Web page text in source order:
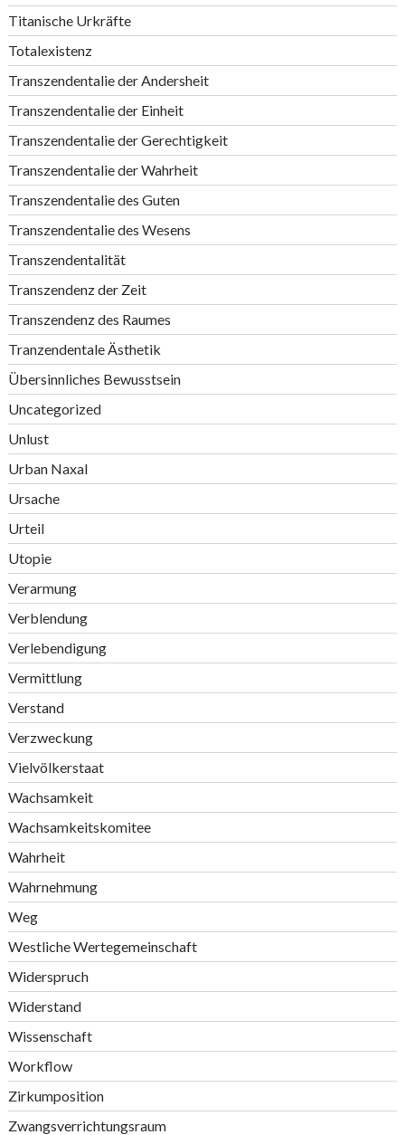
Titanische Urkräfte
Totalexistenz
Transzendentalie der Andersheit
Transzendentalie der Einheit
Transzendentalie der Gerechtigkeit
Transzendentalie der Wahrheit
Transzendentalie des Guten
Transzendentalie des Wesens
Transzendentalität
Transzendenz der Zeit
Transzendenz des Raumes
Tranzendentale Ästhetik
Übersinnliches Bewusstsein
Uncategorized
Unlust
Urban Naxal
Ursache
Urteil
Utopie
Verarmung
Verblendung
Verlebendigung
Vermittlung
Verstand
Verzweckung
Vielvölkerstaat
Wachsamkeit
Wachsamkeitskomitee
Wahrheit
Wahrnehmung
Weg
Westliche Wertegemeinschaft
Widerspruch
Widerstand
Wissenschaft
Workflow
Zirkumposition
Zwangsverrichtungsraum